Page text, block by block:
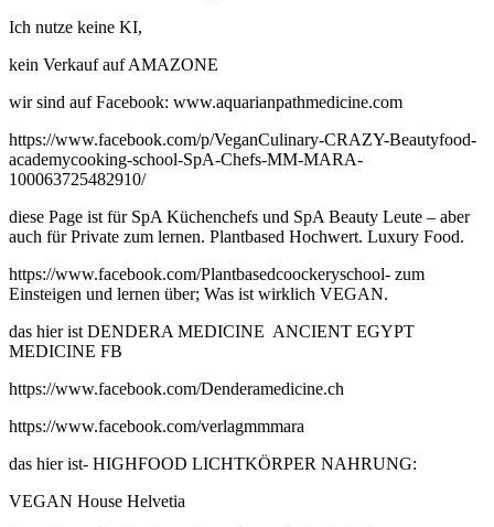
Ich nutze keine KI,
kein Verkauf auf AMAZONE
wir sind auf Facebook: www.aquarianpathmedicine.com
https://www.facebook.com/p/VeganCulinary-CRAZY-Beautyfood-
academycooking-school-SpA-Chefs-MM-MARA-
100063725482910/
diese Page ist für SpA Küchenchefs und SpA Beauty Leute – aber
auch für Private zum lernen. Plantbased Hochwert. Luxury Food.
https://www.facebook.com/Plantbasedcoockeryschool- zum
Einsteigen und lernen über; Was ist wirklich VEGAN.
das hier ist DENDERA MEDICINE ANCIENT EGYPT
MEDICINE FB
https://www.facebook.com/Denderamedicine.ch
https://www.facebook.com/verlagmmmara
das hier ist- HIGHFOOD LICHTKÖRPER NAHRUNG:
VEGAN House Helvetia